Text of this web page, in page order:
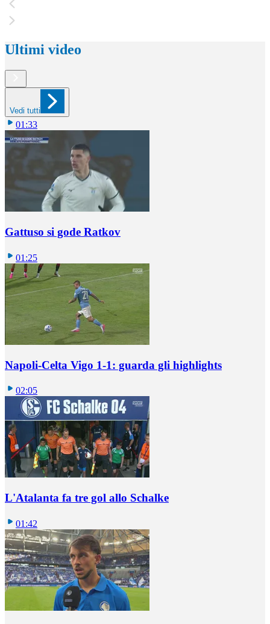
Ultimi video
Vedi tutti
01:33
Gattuso si gode Ratkov
01:25
Napoli-Celta Vigo 1-1: guarda gli highlights
02:05
L'Atalanta fa tre gol allo Schalke
01:42